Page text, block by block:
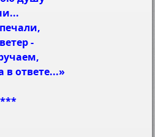
-
в ответе...»